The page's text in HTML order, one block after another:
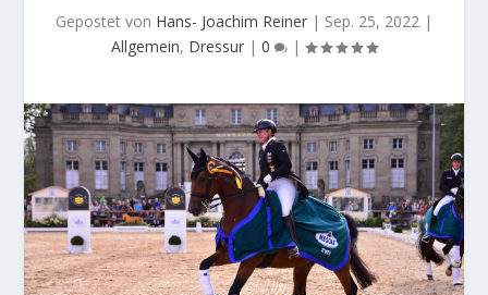
Gepostet von Hans- Joachim Reiner | Sep. 25, 2022 |
Allgemein, Dressur | 0 |